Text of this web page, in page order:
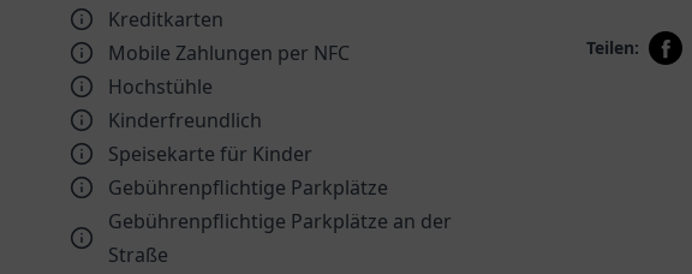
Kreditkarten
Mobile Zahlungen per NFC
Hochstühle
Kinder­freundlich
Speisekarte für Kinder
Gebührenpflichtige Parkplätze
Gebührenpflichtige Parkplätze an der
Straße
Teilen: